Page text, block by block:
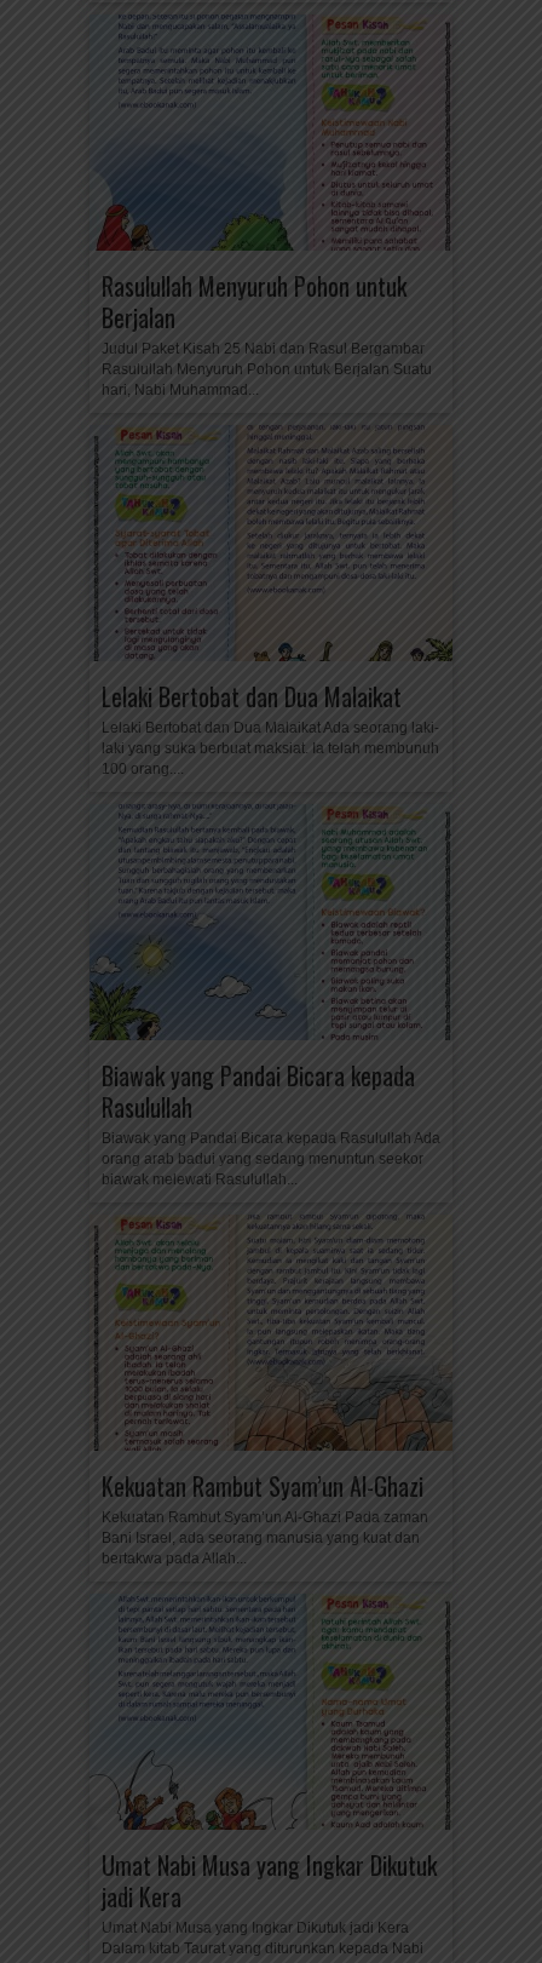
Rasulullah Menyuruh Pohon untuk
Berjalan
Judul Paket Kisah 25 Nabi dan Rasul Bergambar
Rasulullah Menyuruh Pohon untuk Berjalan Suatu
hari, Nabi Muhammad...
Lelaki Bertobat dan Dua Malaikat
Lelaki Bertobat dan Dua Malaikat Ada seorang laki-
laki yang suka berbuat maksiat. Ia telah membunuh
100 orang....
Biawak yang Pandai Bicara kepada
Rasulullah
Biawak yang Pandai Bicara kepada Rasulullah Ada
orang arab badui yang sedang menuntun seekor
biawak melewati Rasulullah...
Kekuatan Rambut Syam’un Al-Ghazi
Kekuatan Rambut Syam’un Al-Ghazi Pada zaman
Bani Israel, ada seorang manusia yang kuat dan
bertakwa pada Allah...
Umat Nabi Musa yang Ingkar Dikutuk
jadi Kera
Umat Nabi Musa yang Ingkar Dikutuk jadi Kera
Dalam kitab Taurat yang diturunkan kepada Nabi